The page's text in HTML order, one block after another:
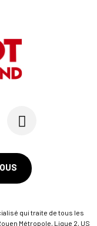
qui traite de tous les
Métropole, Ligue 2, US